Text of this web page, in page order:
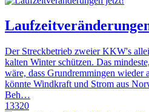
Der Streckbetrieb zweier KKW's
kalten Winter schützen. Das
wäre, dass Grundremmingen wieder
könnte Windkraft und Strom aus
Beh…
13320